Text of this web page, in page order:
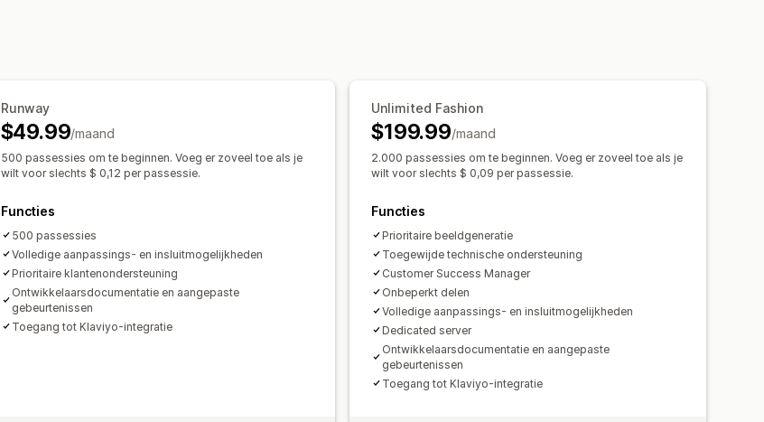
Runway
$49.99/maand
500 passessies om te beginnen. Voeg er zoveel toe als je
wilt voor slechts $ 0,12 per passessie.
Functies
500 passessies
Volledige aanpassings- en insluitmogelijkheden
Prioritaire klantenondersteuning
Ontwikkelaarsdocumentatie en aangepaste
gebeurtenissen
Toegang tot Klaviyo-integratie
Unlimited Fashion
$199.99/maand
2.000 passessies om te beginnen. Voeg er zoveel toe als je
wilt voor slechts $ 0,09 per passessie.
Functies
Prioritaire beeldgeneratie
Toegewijde technische ondersteuning
Customer Success Manager
Onbeperkt delen
Volledige aanpassings- en insluitmogelijkheden
Dedicated server
Ontwikkelaarsdocumentatie en aangepaste
gebeurtenissen
Toegang tot Klaviyo-integratie